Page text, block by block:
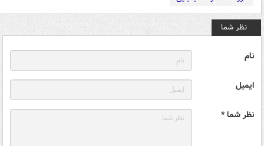
نظر شما
نام
ایمیل
نظر شما *